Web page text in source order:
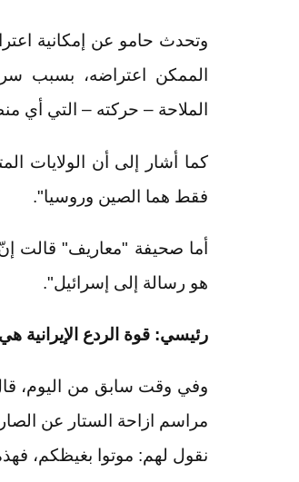
وتحدث حامو عن إمكانية
الملاحة – حركته – التي أي
كما أشار إلى أن الولايات
فقط هما الصين وروسيا".
أما صحيفة "معاريف" قالت
هو رسالة إلى إسرائيل".
رئيسي: قوة الردع الإيرانية
وفي وقت سابق من اليوم،
مراسم ازاحة الستار عن
نقول لهم: موتوا بغيظكم،